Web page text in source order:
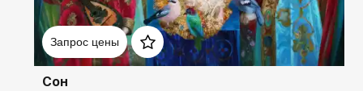
Запрос цены
Домен: spb.rakovgallery.ru
Сон